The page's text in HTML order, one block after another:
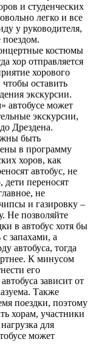
и студенческих
легко и все
у руководителя,
поездом.
костюмы
хор отправляется
хорового
оставить
экскурсии.
автобусе может
экскурсии,
Дрездена.
быть
в программу
хоров, как
автобус, не
дети переносят
не
и газировку –
Не позволяйте
в автобус хотя бы
запахами, а
автобуса, тогда
К минусом
его
зависит от
Также
поездки, поэтому
хорам, участники
для
может